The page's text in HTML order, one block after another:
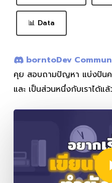
📊 Data
คุย สอบถามปัญหา แบ่งปันค
และ เป็นส่วนหนึ่งกับเราได้แล้